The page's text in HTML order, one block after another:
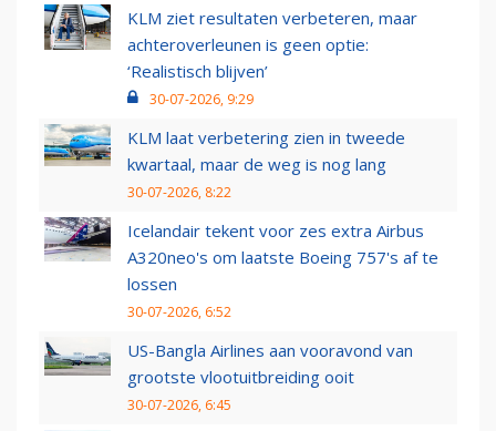
KLM ziet resultaten verbeteren, maar
achteroverleunen is geen optie:
‘Realistisch blijven’
30-07-2026, 9:29
KLM laat verbetering zien in tweede
kwartaal, maar de weg is nog lang
30-07-2026, 8:22
Icelandair tekent voor zes extra Airbus
A320neo's om laatste Boeing 757's af te
lossen
30-07-2026, 6:52
US-Bangla Airlines aan vooravond van
grootste vlootuitbreiding ooit
30-07-2026, 6:45